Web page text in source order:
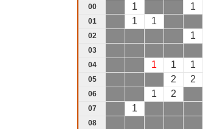
00 1 1
01 1 1
02 1
03
04 1 1 1
05 2 2
06 1 2
07 1
08